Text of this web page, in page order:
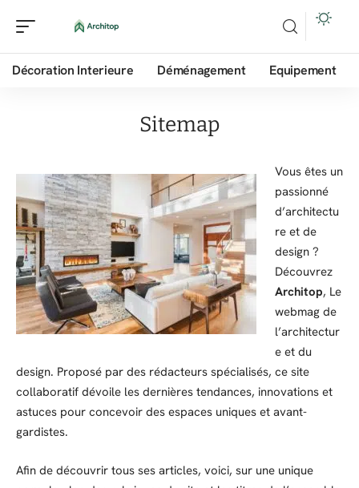
Décoration Interieure Déménagement Equipement
Sitemap
Vous êtes un
passionné
d’architectu
re et de
design ?
Découvrez
Architop, Le
webmag de
l’architectur
e et du
design. Proposé par des rédacteurs spécialisés, ce site
collaboratif dévoile les dernières tendances, innovations et
astuces pour concevoir des espaces uniques et avant-
gardistes.
Afin de découvrir tous ses articles, voici, sur une unique